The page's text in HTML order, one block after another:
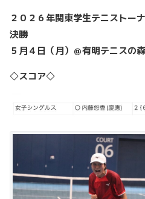
２０２６年関東学生テニスト
決勝
５月４日（月）＠有明テニスの森
◇スコア◇